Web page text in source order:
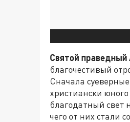
Святой праведный
благочестивый
Сначала
христиански
благодатный свет
чего от них стали